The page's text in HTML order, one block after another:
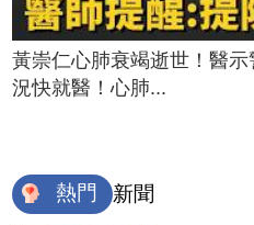
黃崇仁心肺衰竭逝世！醫
況快就醫！心肺...
熱門 新聞